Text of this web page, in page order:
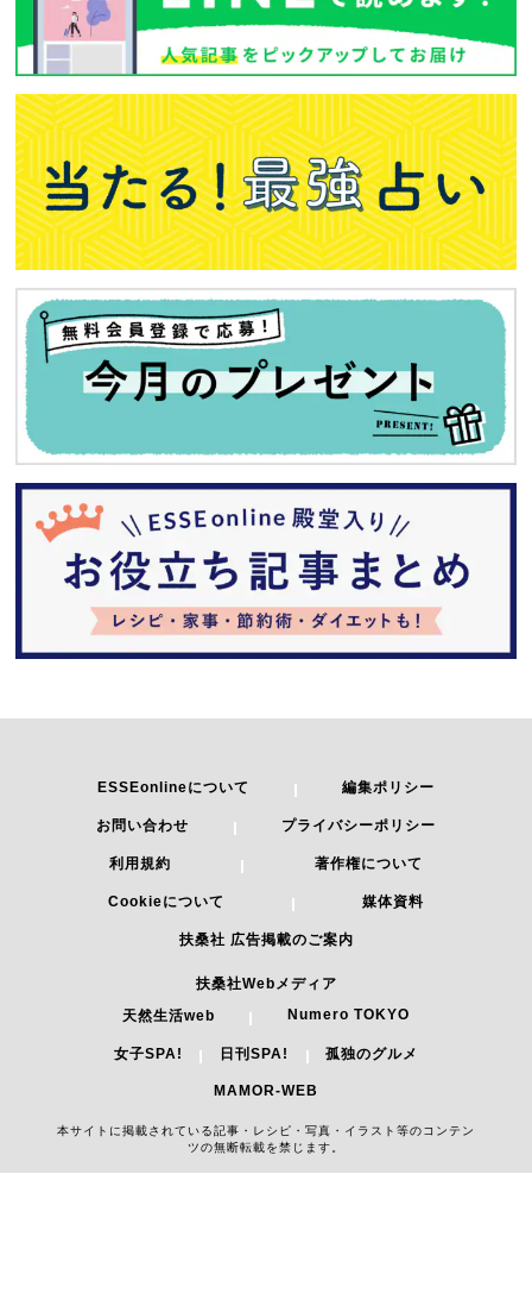
ESSEonlineについて 編集ポリシー
お問い合わせ プライバシーポリシー
利用規約 著作権について
Cookieについて 媒体資料
扶桑社 広告掲載のご案内
扶桑社Webメディア
天然生活web
Numero TOKYO
女子SPA! 日刊SPA! 孤独のグルメ
MAMOR-WEB
本サイトに掲載されている記事・レシピ・写真・イラスト等のコンテン
ツの無断転載を禁じます。